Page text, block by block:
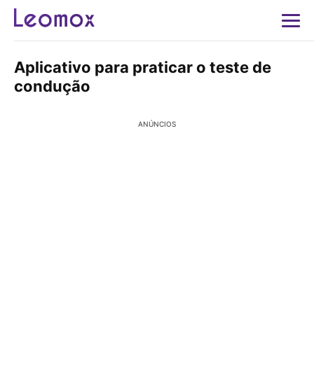
Aplicativo para praticar o teste de
condução
ANÚNCIOS